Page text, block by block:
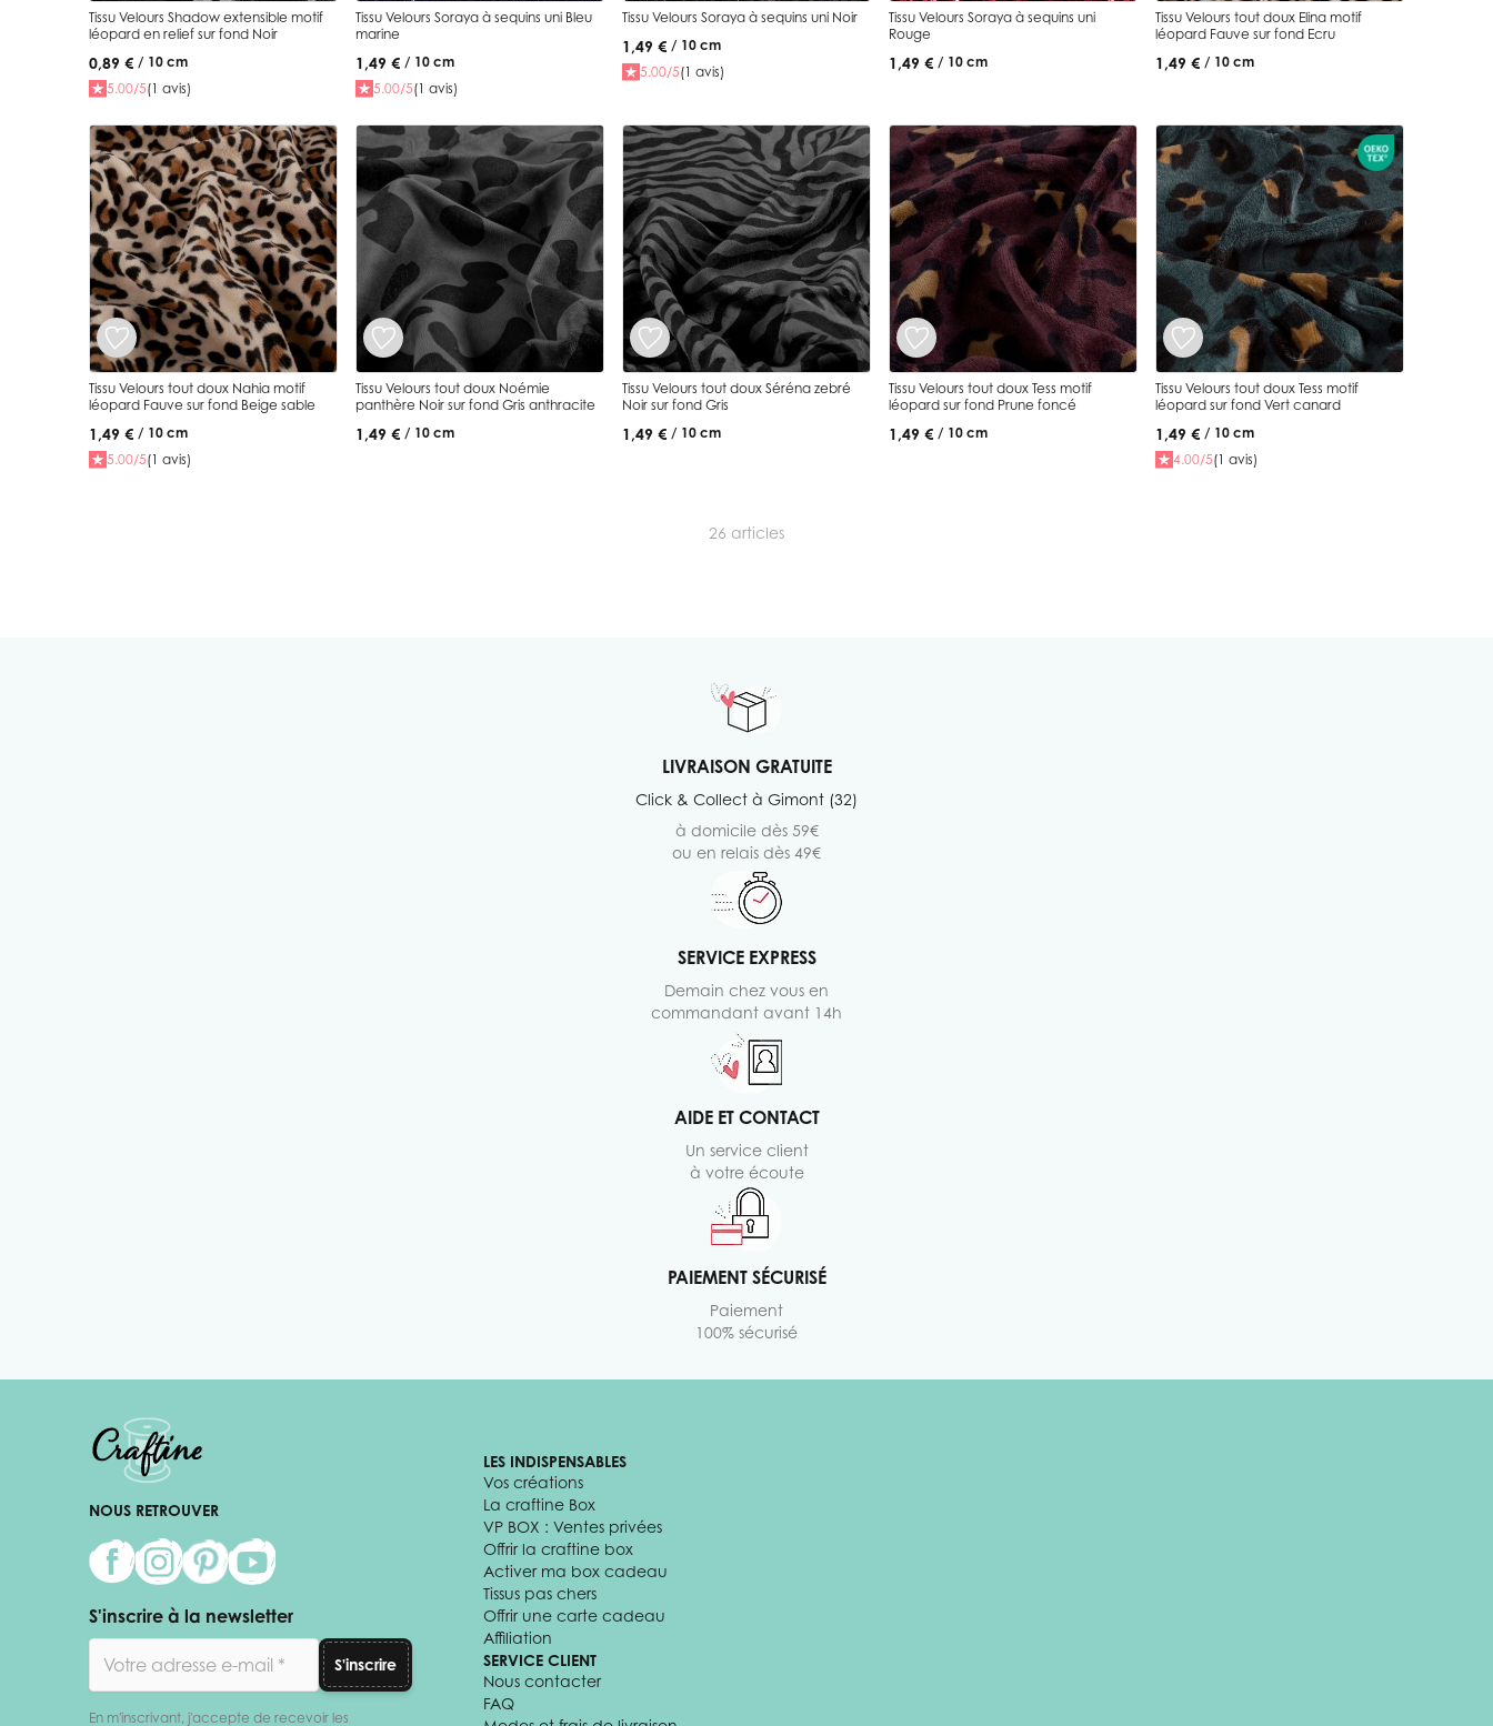
Tissu Velours Shadow extensible motif
léopard en relief sur fond Noir
0,89 € / 10 cm
5.00/5(1 avis)
Tissu Velours Soraya à sequins uni Bleu
marine
1,49 € / 10 cm
5.00/5(1 avis)
Tissu Velours Soraya à sequins uni Noir
1,49 € / 10 cm
5.00/5(1 avis)
Tissu Velours Soraya à sequins uni
Rouge
1,49 € / 10 cm
Tissu Velours tout doux Elina motif
léopard Fauve sur fond Ecru
1,49 € / 10 cm
Tissu Velours tout doux Nahia motif
léopard Fauve sur fond Beige sable
1,49 € / 10 cm
5.00/5(1 avis)
Tissu Velours tout doux Noémie
panthère Noir sur fond Gris anthracite
1,49 € / 10 cm
Tissu Velours tout doux Séréna zebré
Noir sur fond Gris
1,49 € / 10 cm
Tissu Velours tout doux Tess motif
léopard sur fond Prune foncé
1,49 € / 10 cm
Tissu Velours tout doux Tess motif
léopard sur fond Vert canard
1,49 € / 10 cm
4.00/5(1 avis)
26 articles
LIVRAISON GRATUITE
Click & Collect à Gimont (32)
à domicile dès 59€
ou en relais dès 49€
SERVICE EXPRESS
Demain chez vous en
commandant avant 14h
AIDE ET CONTACT
Un service client
à votre écoute
PAIEMENT SÉCURISÉ
Paiement
100% sécurisé
NOUS RETROUVER
S'inscrire à la newsletter
S'inscrire
En m'inscrivant, j'accepte de recevoir les
LES INDISPENSABLES
Vos créations
La craftine Box
VP BOX : Ventes privées
Offrir la craftine box
Activer ma box cadeau
Tissus pas chers
Offrir une carte cadeau
Affiliation
SERVICE CLIENT
Nous contacter
FAQ